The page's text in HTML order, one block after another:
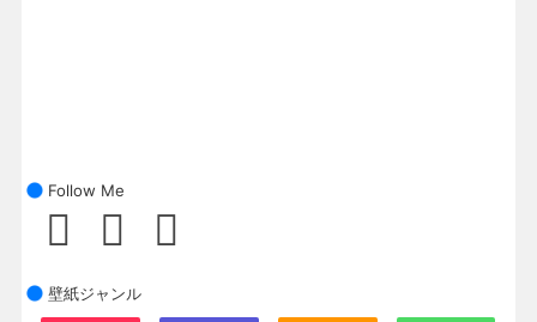
Follow Me
壁紙ジャンル